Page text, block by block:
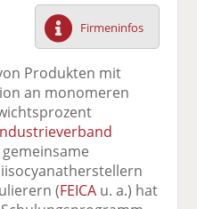
uf
F
ac
e
b
o
o
k
te
il
wi
tt
er
n
uf
Li
n
k
e
n
il
e
er
E
m
l
n
d
ck
e
Firmeninfos
Produkten mit
an monomeren
(FEICA u. a.) hat